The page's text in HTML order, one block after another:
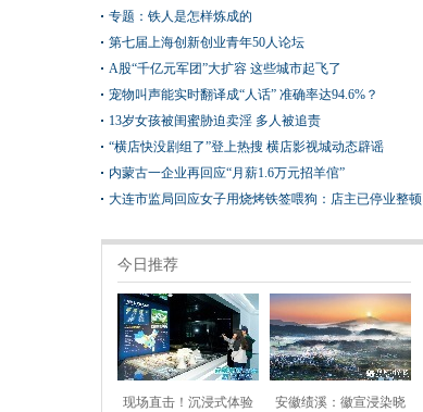
专题：铁人是怎样炼成的
第七届上海创新创业青年50人论坛
A股“千亿元军团”大扩容 这些城市起飞了
宠物叫声能实时翻译成“人话” 准确率达94.6%？
13岁女孩被闺蜜胁迫卖淫 多人被追责
“横店快没剧组了”登上热搜 横店影视城动态辟谣
内蒙古一企业再回应“月薪1.6万元招羊倌”
大连市监局回应女子用烧烤铁签喂狗：店主已停业整顿
今日推荐
现场直击！沉浸式体验
安徽绩溪：徽宣浸染晓